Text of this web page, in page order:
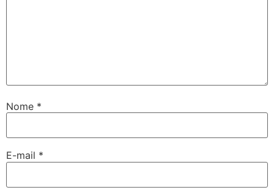
Nome *
E-mail *